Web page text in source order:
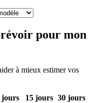
pour mon
à mieux estimer vos
jours 15 jours 30jours